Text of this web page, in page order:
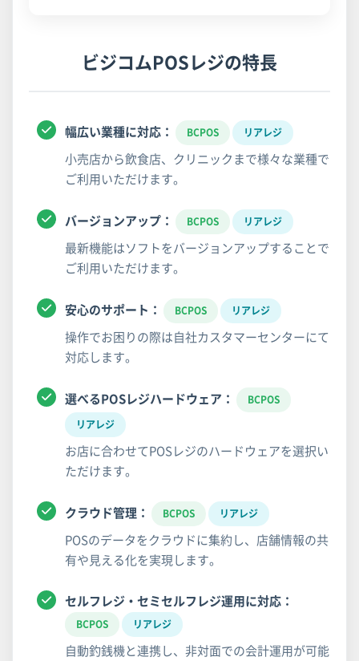
ビジコムPOSレジの特長
幅広い業種に対応： BCPOS リアレジ
小売店から飲食店、クリニックまで様々な業種で
ご利用いただけます。
バージョンアップ： BCPOS リアレジ
最新機能はソフトをバージョンアップすることで
ご利用いただけます。
安心のサポート： BCPOS リアレジ
操作でお困りの際は自社カスタマーセンターにて
対応します。
選べるPOSレジハードウェア： BCPOS
リアレジ
お店に合わせてPOSレジのハードウェアを選択い
ただけます。
クラウド管理： BCPOS リアレジ
POSのデータをクラウドに集約し、店舗情報の共
有や見える化を実現します。
セルフレジ・セミセルフレジ運用に対応：
BCPOS リアレジ
自動釣銭機と連携し、非対面での会計運用が可能